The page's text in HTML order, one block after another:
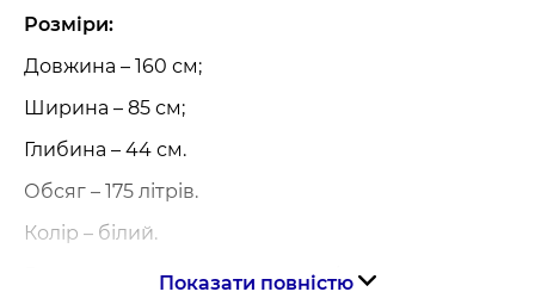
Розміри:
Довжина – 160 см;
Ширина – 85 см;
Глибина – 44 см.
Обсяг – 175 літрів.
Колір – білий.
В комплект поставки входять ніжки.
Показати повністю